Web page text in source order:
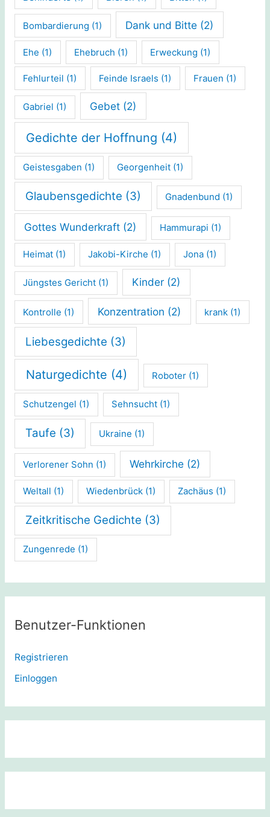
Bombardierung (1) Dank und Bitte (2)
Ehe (1) Ehebruch (1) Erweckung (1)
Fehlurteil (1) Feinde Israels (1) Frauen (1)
Gabriel (1) Gebet (2)
Gedichte der Hoffnung (4)
Geistesgaben (1) Georgenheit (1)
Glaubensgedichte (3) Gnadenbund (1)
Gottes Wunderkraft (2) Hammurapi (1)
Heimat (1) Jakobi-Kirche (1) Jona (1)
Jüngstes Gericht (1) Kinder (2)
Kontrolle (1) Konzentration (2) krank (1)
Liebesgedichte (3)
Naturgedichte (4) Roboter (1)
Schutzengel (1) Sehnsucht (1)
Taufe (3) Ukraine (1)
Verlorener Sohn (1) Wehrkirche (2)
Weltall (1) Wiedenbrück (1) Zachäus (1)
Zeitkritische Gedichte (3)
Zungenrede (1)
Benutzer-Funktionen
Registrieren
Einloggen